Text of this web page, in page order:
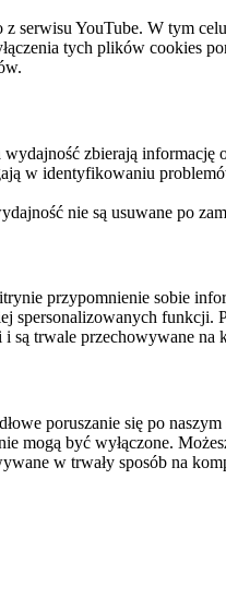
serwisu YouTube. W tym
tych plików cookies
zbierają
w identyfikowaniu
nie są usuwane po
przypomnienie sobie
spersonalizowanych
są trwale przechowywane
poruszanie się po
mogą być wyłączone.
w trwały sposób na